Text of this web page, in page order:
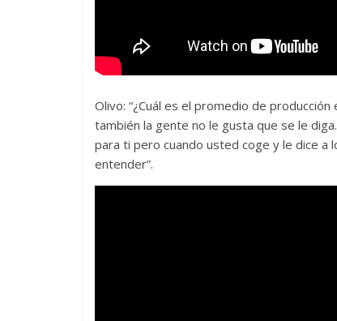
Olivo: “¿Cuál es el promedio de
también la gente no le gusta que se le
para ti pero cuando usted coge y le dice a
entender”.